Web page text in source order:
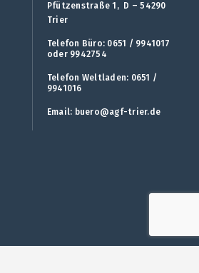
Pfützenstraße 1, D – 54290
Trier
Telefon Büro: 0651 / 9941017
oder 9942754
Telefon Weltladen: 0651 /
9941016
Email: buero@agf-trier.de